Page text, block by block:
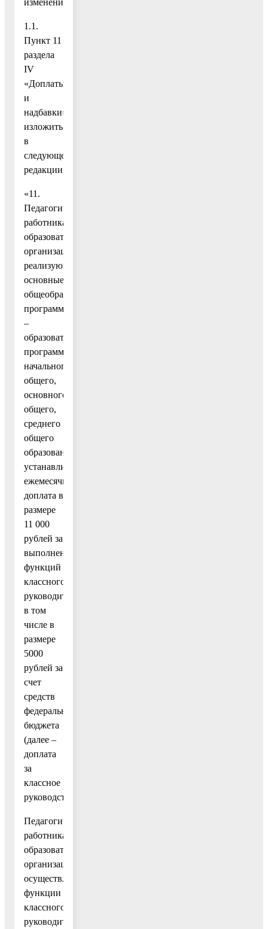
1.1.
Пункт 11
раздела
IV
«Доплаты
и
надбавки»
изложить
в
следующей
редакции:
«11.
Педагогическим
работникам
образовательных
организаций,
реализующих
основные
общеобразовательные
программы
–
образовательные
программы
начального
общего,
основного
общего,
среднего
общего
образования,
устанавливается
ежемесячная
доплата в
размере
11 000
рублей за
выполнение
функций
классного
руководителя,
в том
числе в
размере
5000
рублей за
счет
средств
федерального
бюджета
(далее –
доплата
за
классное
руководство).
Педагогическим
работникам
образовательных
организаций,
осуществляющим
функции
классного
руководителя